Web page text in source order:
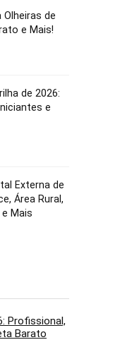
Olheiras de
e Mais!
de 2026:
e
Externa de
Área Rural,
Mais
Profissional,
Barato